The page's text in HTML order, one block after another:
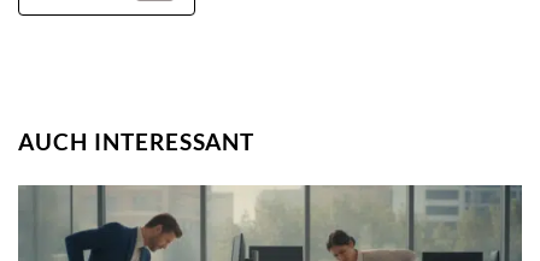
AUCH INTERESSANT